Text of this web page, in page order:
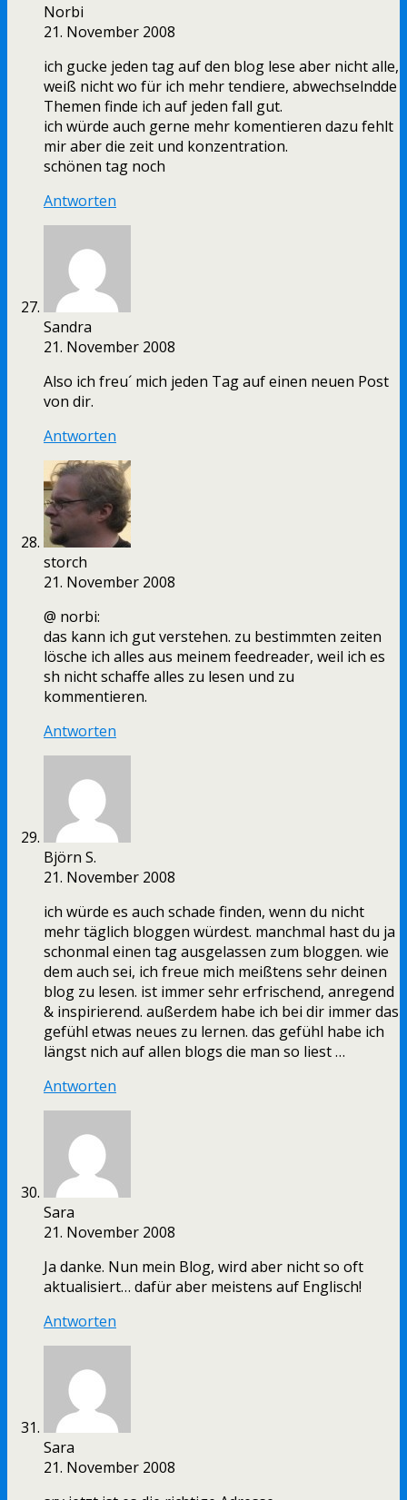
Norbi
21. November 2008
ich gucke jeden tag auf den blog lese aber nicht alle,
weiß nicht wo für ich mehr tendiere, abwechselndde
Themen finde ich auf jeden fall gut.
ich würde auch gerne mehr komentieren dazu fehlt
mir aber die zeit und konzentration.
schönen tag noch
Antworten
Sandra
21. November 2008
Also ich freu´ mich jeden Tag auf einen neuen Post
von dir.
Antworten
storch
21. November 2008
@ norbi:
das kann ich gut verstehen. zu bestimmten zeiten
lösche ich alles aus meinem feedreader, weil ich es
sh nicht schaffe alles zu lesen und zu
kommentieren.
Antworten
Björn S.
21. November 2008
ich würde es auch schade finden, wenn du nicht
mehr täglich bloggen würdest. manchmal hast du ja
schonmal einen tag ausgelassen zum bloggen. wie
dem auch sei, ich freue mich meißtens sehr deinen
blog zu lesen. ist immer sehr erfrischend, anregend
& inspirierend. außerdem habe ich bei dir immer das
gefühl etwas neues zu lernen. das gefühl habe ich
längst nich auf allen blogs die man so liest …
Antworten
Sara
21. November 2008
Ja danke. Nun mein Blog, wird aber nicht so oft
aktualisiert… dafür aber meistens auf Englisch!
Antworten
Sara
21. November 2008